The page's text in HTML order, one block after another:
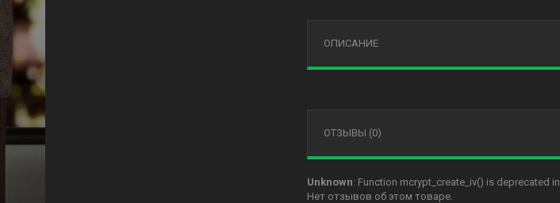
ОПИСАНИЕ
ОТЗЫВЫ (0)
Unknown: Function mcrypt_create_iv() is deprecated in
Нет отзывов об этом товаре.